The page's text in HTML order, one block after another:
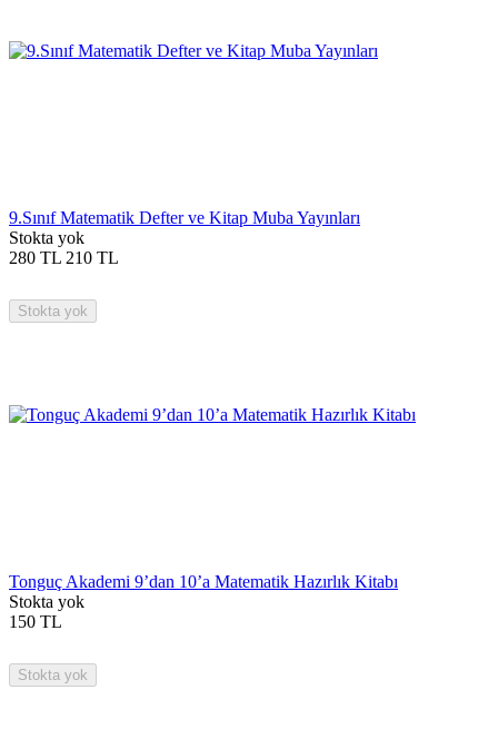
9.Sınıf Matematik Defter ve Kitap Muba Yayınları
Stokta yok
280 TL 210 TL
Stokta yok
Tonguç Akademi 9’dan 10’a Matematik Hazırlık Kitabı
Stokta yok
150 TL
Stokta yok